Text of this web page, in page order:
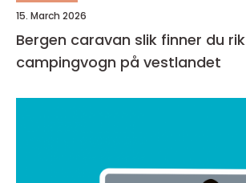
15. March 2026
Bergen caravan slik finner du riktig bobil og
campingvogn på vestlandet